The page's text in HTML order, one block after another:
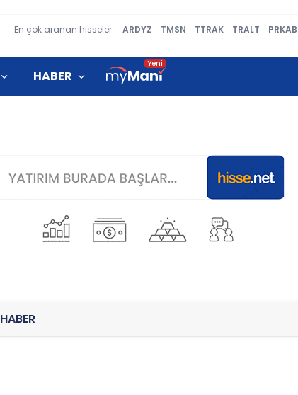
En çok aranan hisseler: ARDYZ TMSN TTRAK TRALT PRKAB
HABER
HABER